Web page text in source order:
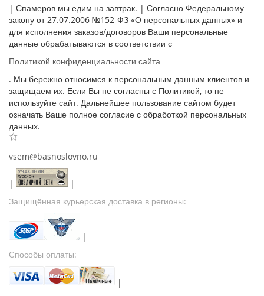
| Спамеров мы едим на завтрак. | Согласно Федеральному
закону от 27.07.2006 №152-ФЗ «О персональных данных» и
для исполнения заказов/договоров Ваши персональные
данные обрабатываются в соответствии с
Политикой конфиденциальности сайта
. Мы бережно относимся к персональным данным клиентов и
защищаем их. Если Вы не согласны с Политикой, то не
используйте сайт. Дальнейшее пользование сайтом будет
означать Ваше полное согласие с обработкой персональных
данных.
vsem@basnoslovno.ru
|
|
Защищённая курьерская доставка в регионы:
|
Способы оплаты:
|